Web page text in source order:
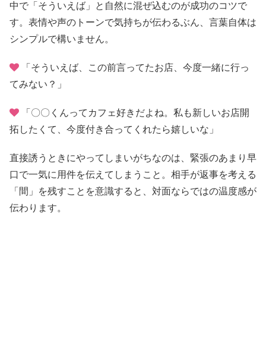
中で「そういえば」と自然に混ぜ込むのが成功のコツで
す。表情や声のトーンで気持ちが伝わるぶん、言葉自体は
シンプルで構いません。
「そういえば、この前言ってたお店、今度一緒に行っ
てみない？」
「〇〇くんってカフェ好きだよね。私も新しいお店開
拓したくて、今度付き合ってくれたら嬉しいな」
直接誘うときにやってしまいがちなのは、緊張のあまり早
口で一気に用件を伝えてしまうこと。相手が返事を考える
「間」を残すことを意識すると、対面ならではの温度感が
伝わります。